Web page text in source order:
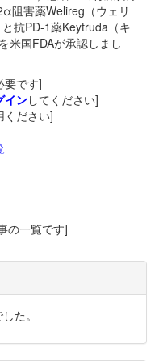
阻害薬Welireg（ウェリ
抗PD-1薬Keytruda（キ
米国FDAが承認しまし
要です]
インしてください]
ください]
の一覧です]
た。